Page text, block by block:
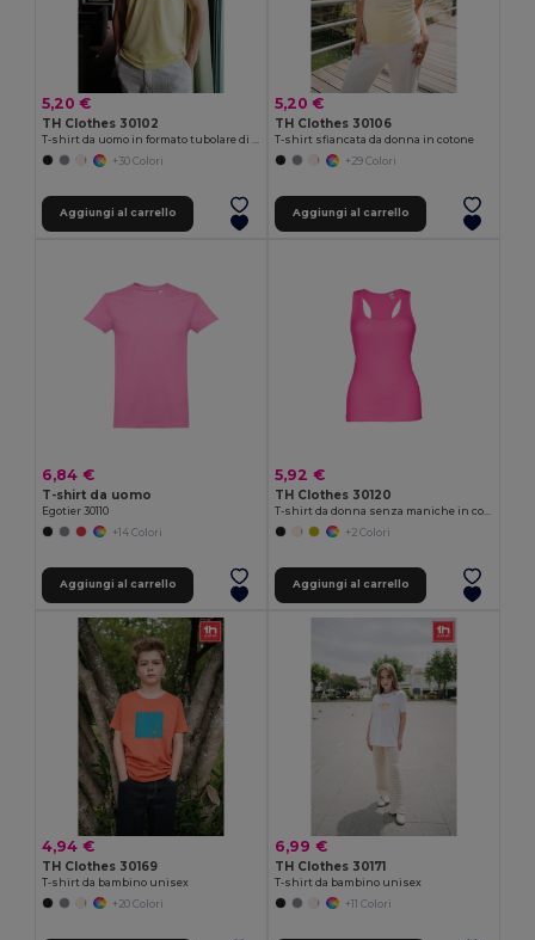
5,20 €
TH Clothes 30102
+30 Colori
Aggiungi al carrello
5,20 €
TH Clothes 30106
T-shirt sfiancata da donna in cotone
+29 Colori
Aggiungi al carrello
6,84 €
T-shirt da uomo
Egotier 30110
+14 Colori
Aggiungi al carrello
5,92 €
TH Clothes 30120
+2 Colori
Aggiungi al carrello
4,94 €
TH Clothes 30169
T-shirt da bambino unisex
+20 Colori
6,99 €
TH Clothes 30171
T-shirt da bambino unisex
+11 Colori